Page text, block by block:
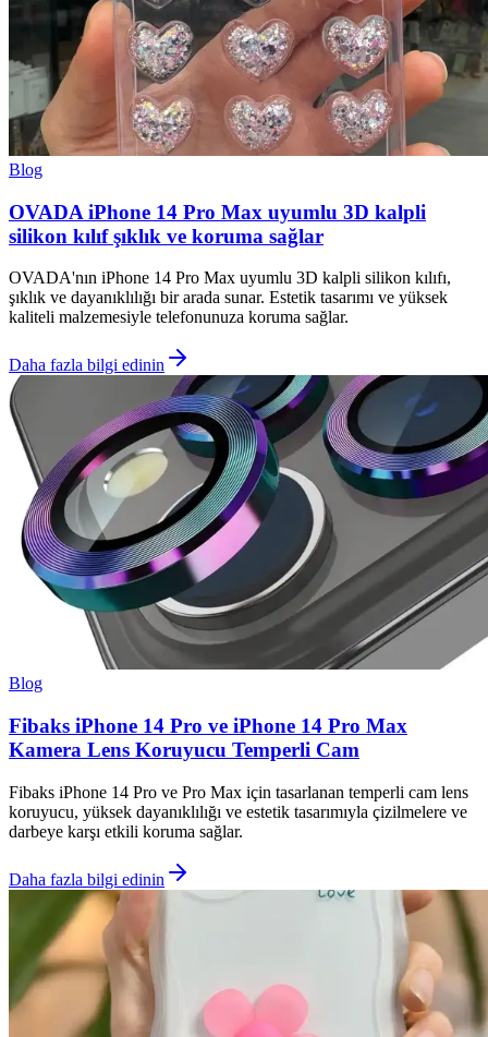
Blog
OVADA iPhone 14 Pro Max uyumlu 3D kalpli
silikon kılıf şıklık ve koruma sağlar
OVADA'nın iPhone 14 Pro Max uyumlu 3D kalpli silikon kılıfı,
şıklık ve dayanıklılığı bir arada sunar. Estetik tasarımı ve yüksek
kaliteli malzemesiyle telefonunuza koruma sağlar.
Daha fazla bilgi edinin
Blog
Fibaks iPhone 14 Pro ve iPhone 14 Pro Max
Kamera Lens Koruyucu Temperli Cam
Fibaks iPhone 14 Pro ve Pro Max için tasarlanan temperli cam lens
koruyucu, yüksek dayanıklılığı ve estetik tasarımıyla çizilmelere ve
darbeye karşı etkili koruma sağlar.
Daha fazla bilgi edinin